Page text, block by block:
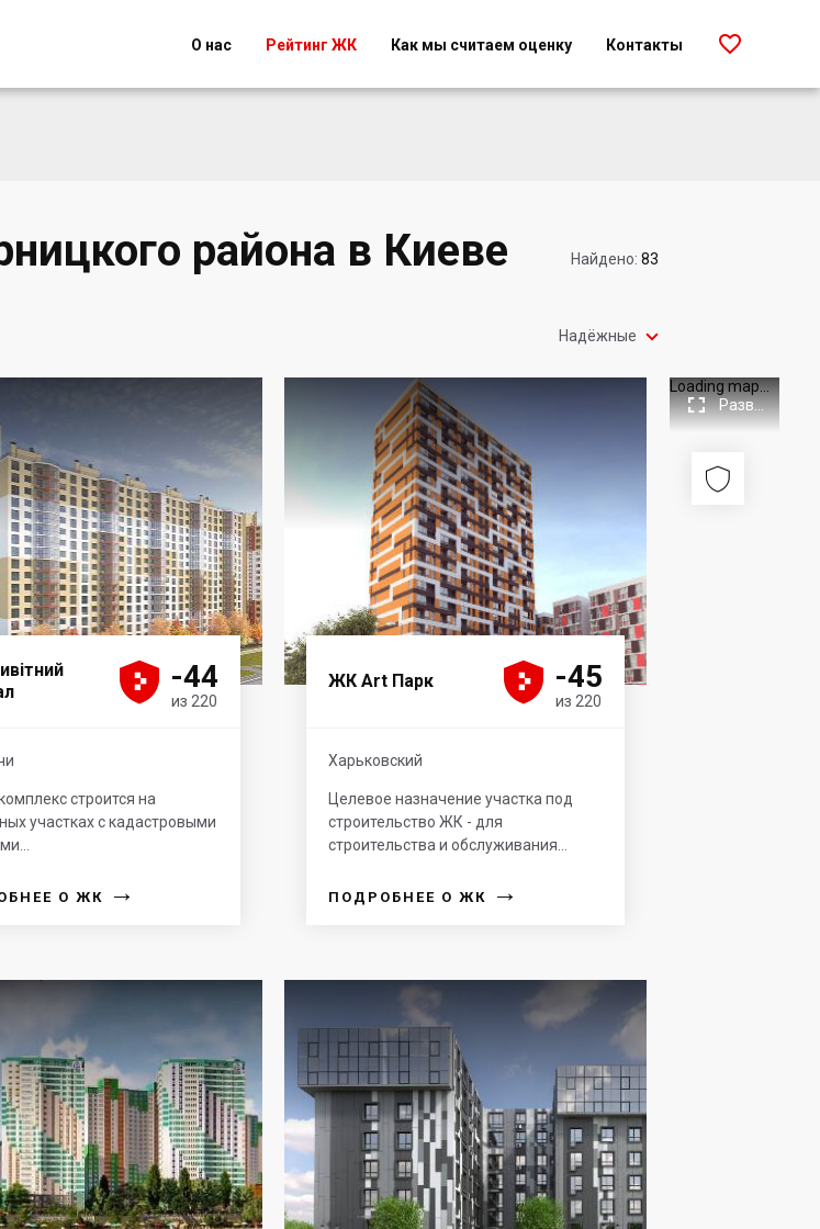
О нас Рейтинг ЖК Как мы считаем оценку Контакты 
района в Киеве Найдено: 83
Надёжные 




 -44
из 220
строится на
участках с кадастровыми
О ЖК →
ЖК Art Парк 



 -45
из 220
Харьковский
Целевое назначение участка под
строительство ЖК - для
строительства и обслуживания...
ПОДРОБНЕЕ О ЖК →
Loading map...
 Развернуть

